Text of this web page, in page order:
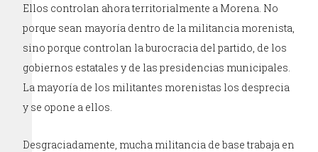
Ellos controlan ahora territorialmente a Morena. No
porque sean mayoría dentro de la militancia morenista,
sino porque controlan la burocracia del partido, de los
gobiernos estatales y de las presidencias municipales.
La mayoría de los militantes morenistas los desprecia
y se opone a ellos.
Desgraciadamente, mucha militancia de base trabaja en